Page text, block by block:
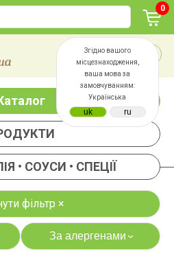
Згідно вашого
місцезнаходження,
ваша мова за
замовчуванням:
Українська
0
• СОУСИ • СПЕЦІЇ
фільтр ×
За алергенами›